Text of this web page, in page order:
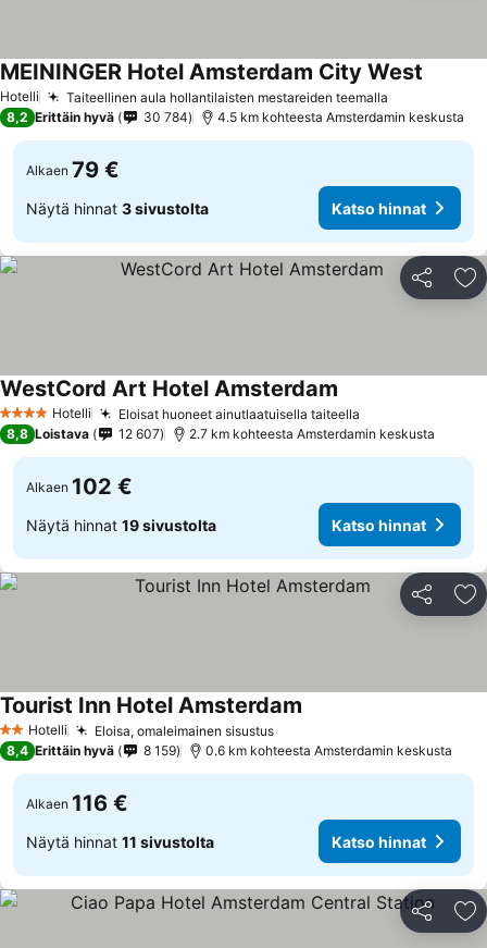
Hotelli Taiteellinen aula hollantilaisten mestareiden teemalla
MEININGER Hotel Amsterdam City West
8,2 Erittäin hyvä 30 784 4.5 km kohteesta Amsterdamin keskusta
Alkaen 79 €
Näytä hinnat 3 sivustolta Katso hinnat
Jaa
4 Tähtiluokitus
Hotelli Eloisat huoneet ainutlaatuisella taiteella
WestCord Art Hotel Amsterdam
8,8 Loistava 12 607 2.7 km kohteesta Amsterdamin keskusta
Alkaen 102 €
Näytä hinnat 19 sivustolta Katso hinnat
Jaa
2 Tähtiluokitus
Hotelli Eloisa, omaleimainen sisustus
Tourist Inn Hotel Amsterdam
8,4 Erittäin hyvä 8 159 0.6 km kohteesta Amsterdamin keskusta
Alkaen 116 €
Näytä hinnat 11 sivustolta Katso hinnat
Jaa